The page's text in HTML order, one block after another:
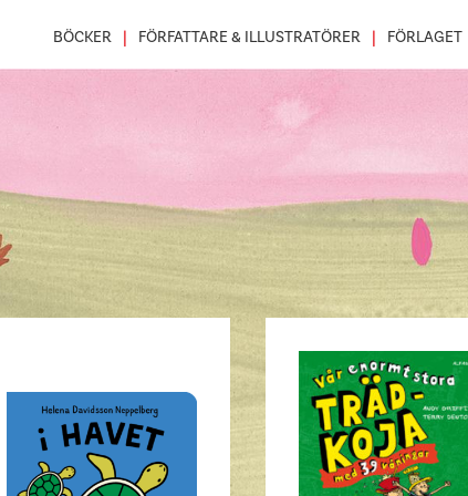
BÖCKER FÖRFATTARE & ILLUSTRATÖRER FÖRLAGET